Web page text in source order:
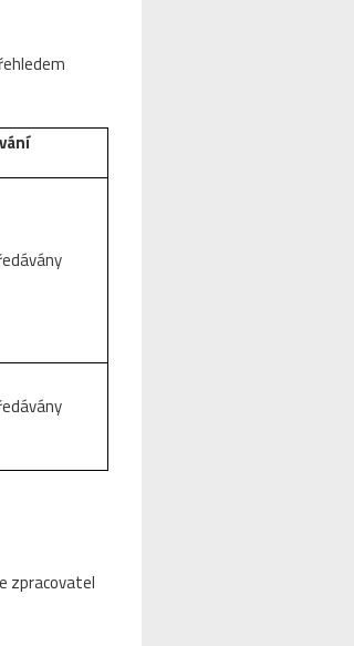
zpracovatel